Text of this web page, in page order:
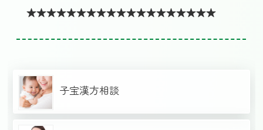
子宝漢方相談
★★★★★★★★★★★★★★★★★★★